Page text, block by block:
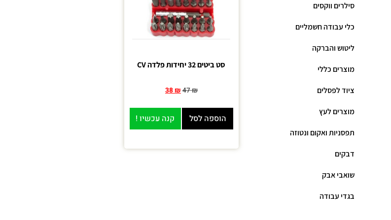
סילרים ווקסים
כלי עבודה חשמליים
ליטוש והברקה
מוצרים כללי
ציוד לפסלים
מוצרים לעץ
תפסניות ואקום ונטוזה
דבקים
שואבי אבק
בגדי עבודה
סט ביטים 32 יחידות פלדה CV
47₪
38₪
הוספה לסל קנה עכשיו !